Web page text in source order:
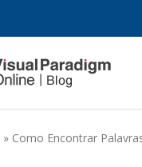
» Como Encontrar